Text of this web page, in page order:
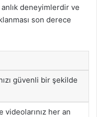
anlık deneyimlerdir ve
son derece
güvenli bir şekilde
videolarınız her an